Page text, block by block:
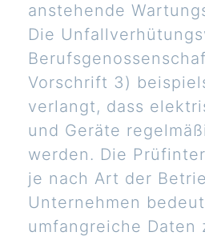
anstehende
Die
Vorschrift 3)
verlangt, dass
und Geräte
werden. Die
je nach Art der
Unternehmen
umfangreiche Daten